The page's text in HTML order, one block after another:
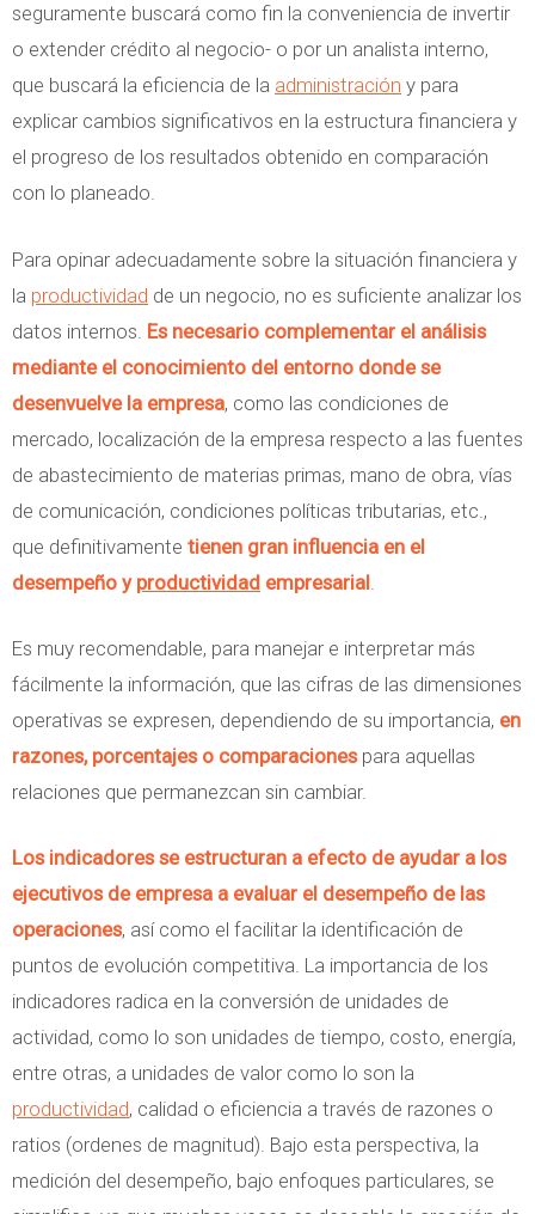
seguramente buscará como fin la conveniencia de invertir
o extender crédito al negocio- o por un analista interno,
que buscará la eficiencia de la administración y para
explicar cambios significativos en la estructura financiera y
el progreso de los resultados obtenido en comparación
con lo planeado.
Para opinar adecuadamente sobre la situación financiera y
la productividad de un negocio, no es suficiente analizar los
datos internos. Es necesario complementar el análisis
mediante el conocimiento del entorno donde se
desenvuelve la empresa, como las condiciones de
mercado, localización de la empresa respecto a las fuentes
de abastecimiento de materias primas, mano de obra, vías
de comunicación, condiciones políticas tributarias, etc.,
que definitivamente tienen gran influencia en el
desempeño y productividad empresarial
Es muy recomendable, para manejar e interpretar más
fácilmente la información, que las cifras de las dimensiones
operativas se expresen, dependiendo de su importancia, en
razones, porcentajes o comparacionespara aquellas
relaciones que permanezcan sin cambiar.
Los indicadores se estructuran a efecto de ayudar a los
ejecutivos de empresa a evaluar el desempeño de las
operaciones, así como el facilitar la identificación de
puntos de evolución competitiva. La importancia de los
indicadores radica en la conversión de unidades de
actividad, como lo son unidades de tiempo, costo, energía,
entre otras, a unidades de valor como lo son la
productividad, calidad o eficiencia a través de razones o
ratios (ordenes de magnitud). Bajo esta perspectiva, la
medición del desempeño, bajo enfoques particulares, se